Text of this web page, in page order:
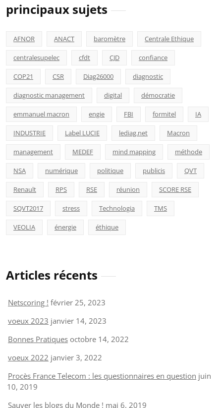
principaux sujets
AFNOR ANACT baromètre Centrale Ethique
centralesupelec cfdt CJD confiance
COP21 CSR Diag26000 diagnostic
diagnostic management digital démocratie
emmanuel macron engie FBI formitel IA
INDUSTRIE Label LUCIE lediag.net Macron
management MEDEF mind mapping méthode
NSA numérique politique publicis QVT
Renault RPS RSE réunion SCORE RSE
SQVT2017 stress Technologia TMS
VEOLIA énergie éthique
Articles récents
Netscoring ! février 25, 2023
voeux 2023 janvier 14, 2023
Bonnes Pratiques octobre 14, 2022
voeux 2022 janvier 3, 2022
Procès France Telecom : les questionnaires en question juin
10, 2019
Sauver les blogs du Monde ! mai 6, 2019